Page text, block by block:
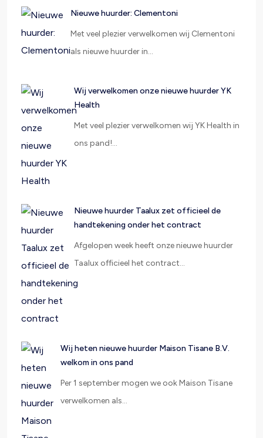
Nieuwe huurder: Clementoni
Met veel plezier verwelkomen wij Clementoni
als nieuwe huurder in…
Wij verwelkomen onze nieuwe huurder YK
Health
Met veel plezier verwelkomen wij YK Health in
ons pand!…
Nieuwe huurder Taalux zet officieel de
handtekening onder het contract
Afgelopen week heeft onze nieuwe huurder
Taalux officieel het contract…
Wij heten nieuwe huurder Maison Tisane B.V.
welkom in ons pand
Per 1 september mogen we ook Maison Tisane
verwelkomen als…